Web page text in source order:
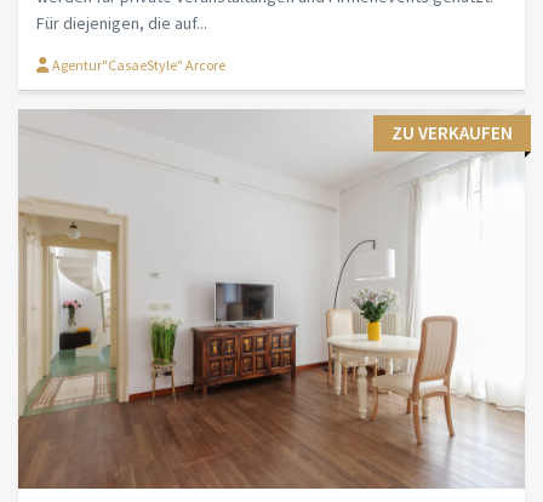
Für diejenigen, die auf...
Agentur"CasaeStyle" Arcore
ZU VERKAUFEN